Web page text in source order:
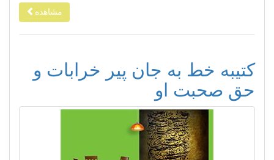
مشاهده
کتیبه خط به جان پیر خرابات و
حق صحبت او